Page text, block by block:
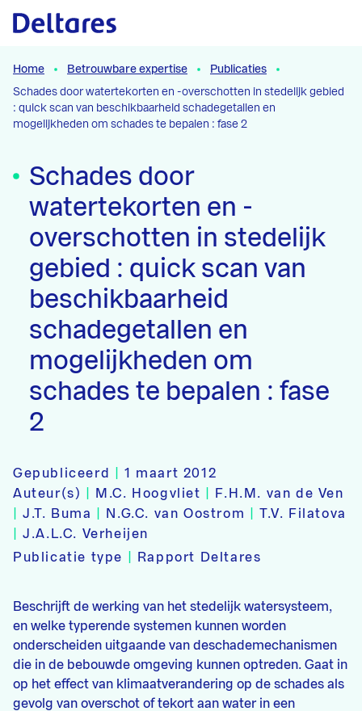
Naar hoofdcontent
Home Betrouwbare expertise
Publicaties
Schades door watertekorten en -overschotten in stedelijk gebied
: quick scan van beschikbaarheid schadegetallen en
mogelijkheden om schades te bepalen : fase 2
Schades door
watertekorten en -
overschotten in stedelijk
gebied : quick scan van
beschikbaarheid
schadegetallen en
mogelijkheden om
schades te bepalen : fase
2
Gepubliceerd |1 maart 2012
Auteur(s)
M.C. Hoogvliet
F.H.M. van de Ven
|J.T. Buma N.G.C. van Oostrom |T.V. Filatova
|J.A.L.C. Verheijen
Publicatie type
Rapport Deltares
Beschrijft de werking van het stedelijk watersysteem,
en welke typerende systemen kunnen worden
onderscheiden uitgaande van deschademechanismen
die in de bebouwde omgeving kunnen optreden. Gaat in
op het effect van klimaatverandering op de schades als
gevolg van overschot of tekort aan water in een